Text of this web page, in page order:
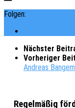
Folgen:
Nächster
Vorheriger
Andreas
Regelmäßig